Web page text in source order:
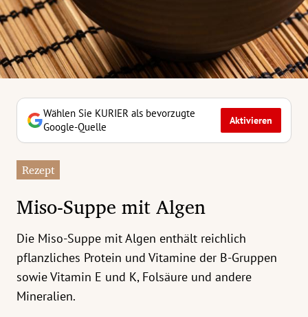
Untermenü
Untermenü
Untermenü
Untermenü
Untermenü
Untermenü
Untermenü
Untermenü
Untermenü
Wählen Sie KURIER als bevorzugte
Google-Quelle
Aktivieren
Rezept
Miso-Suppe mit Algen
Die Miso-Suppe mit Algen enthält reichlich
pflanzliches Protein und Vitamine der B-Gruppen
sowie Vitamin E und K, Folsäure und andere
Mineralien.